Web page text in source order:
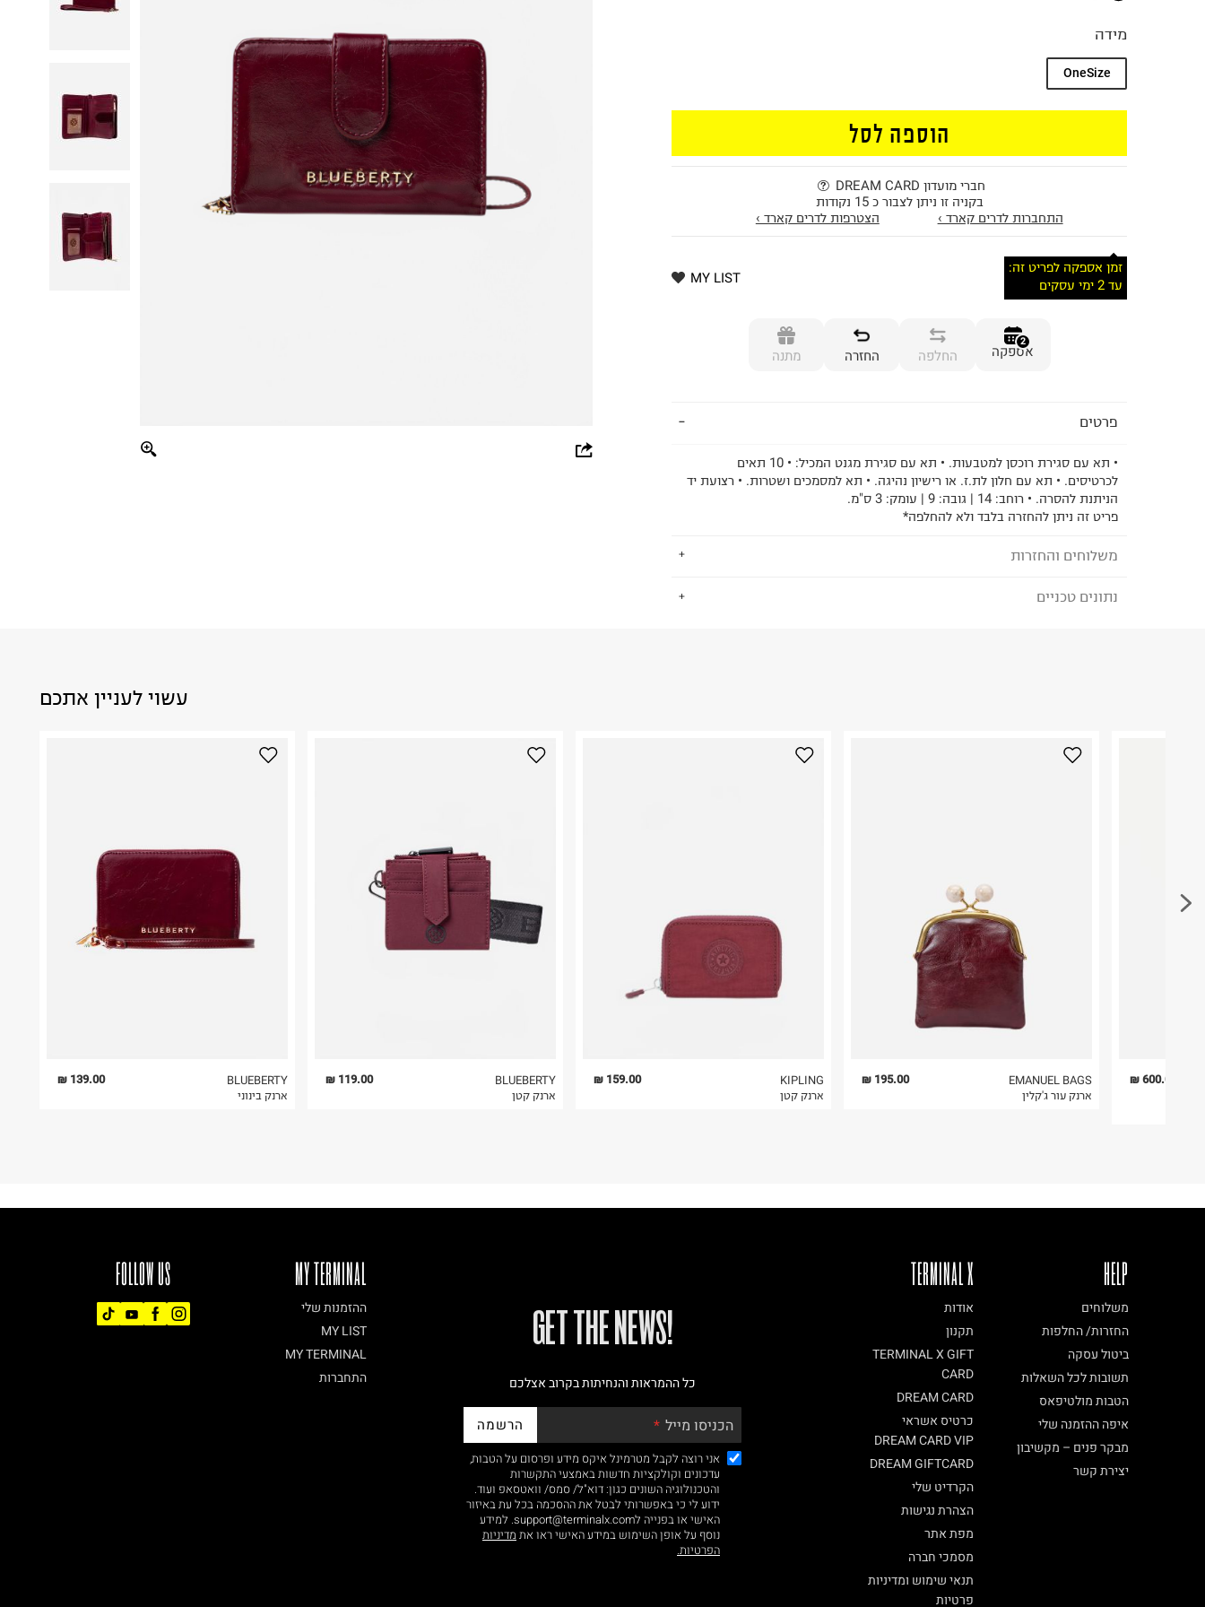
מידה
OneSize
הוספה לסל
חברי מועדון DREAM CARD
בקניה זו ניתן לצבור כ 15 נקודות
התחברות לדרים קארד ›
הצטרפות לדרים קארד ›
זמן אספקה לפריט זה:
עד 2 ימי עסקים
MY LIST
2
אספקה החלפה החזרה מתנה
פרטים
• תא עם סגירת רוכסן למטבעות. • תא עם סגירת מגנט המכיל: • 10 תאים
לכרטיסים. • תא עם חלון לת.ז. או רישיון נהיגה. • תא למסמכים ושטרות. • רצועת יד
הניתנת להסרה. • רוחב: 14 | גובה: 9 | עומק: 3 ס"מ.
פריט זה ניתן להחזרה בלבד ולא להחלפה*
משלוחים והחזרות
לבחירת בשיטת המשלוח המתאימה לכם,
לפני החזרת החבילה, חשוב להדביק את מדבקת הגוביינא על גבי החבילה
3. מוצרי טיפוח ניתן להחזיר סגורים באריזתם המקורית בלבד. לא ניתן
נתונים טכניים
היבואן
טי.טי.אנד קיי תיקים
עשוי לעניין אתכם
139.00 ₪
BLUEBERTY
ארנק בינוני
119.00 ₪
BLUEBERTY
ארנק קטן
159.00 ₪
KIPLING
ארנק קטן
195.00 ₪
EMANUEL BAGS
ארנק עור ג'קלין
600.00 ₪
FOLLOW US MY TERMINAL
ההזמנות שלי
MY LIST
MY TERMINAL
התחברות
!GET THE NEWS
כל ההמראות והנחיתות בקרוב אצלכם
הכניסו מייל הרשמה
אני רוצה לקבל מטרמינל איקס מידע ופרסום על הטבות,
עדכונים וקולקציות חדשות באמצעי התקשרות
והטכנולוגיה השונים כגון: דוא"ל/ סמס/ וואטסאפ ועוד.
ידוע לי כי באפשרותי לבטל את ההסכמה בכל עת באיזור
האישי או בפנייה לsupport@terminalx.com. למידע
נוסף על אופן השימוש במידע האישי ראו את מדיניות
הפרטיות.
TERMINAL X
אודות
תקנון
TERMINAL X GIFT
CARD
DREAM CARD
כרטיס אשראי
DREAM CARD VIP
DREAM GIFTCARD
הקרדיט שלי
הצהרת נגישות
מפת אתר
מסמכי חברה
תנאי שימוש ומדיניות
פרטיות
HELP
משלוחים
החזרות/ החלפות
ביטול עסקה
תשובות לכל השאלות
הטבות מולטיפאס
איפה ההזמנה שלי
מבקר פנים – מקשיבון
יצירת קשר